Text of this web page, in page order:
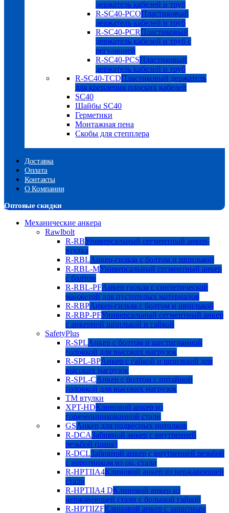
держатель кабелей и труб
R-SC40-PCOПластиковый
держатель кабелей и труб
R-SC40-PCRПластиковый
держатель кабелей и труб с
регуляцией
R-SC40-PCSПластиковый
держатель кабелей и труб
R-SC40-TCDПластиковый держатель
для крепления плоских кабелей
SC40
Шайбы SC40
Герметики
Монтажная пена
Скобы для степплера
Доставка
Оплата
Контакты
О Компании
Оптовые скидки
Механические анкера
Rawlbolt
R-RBУниверсальный сегментный анкер-
втулка
R-RBLАнкер-гильза с болтом и шпилькой
R-RBL-MУниверсальный сегментный анкер
с болтом
R-RBL-PFАнкер гильза с синтетической
манжетой для пустотелых материалов
R-RBPАнкер-гильза с болтом и шпилькой
R-RBP-PFУниверсальный сегментный анкер
с анкерной шпилькой и гайкой
SafetyPlus
R-SPLАнкер с болтом и шестигранной
головкой для высоких нагрузок
R-SPL-BPАнкер с гайкой и шпилькой для
высоких нагрузок
R-SPL-CАнкер с болтом с потайной
головкой для высоких нагрузок
TM втулки
XPT-HDКлиновой анкер из
горячеоцинкованной стали
GSАнкер для подвесных потолков
R-DCAЗабивной анкер с внутренней
резьбой (цинк)
R-DCLЗабивной анкер с внутренней резьбой
с воротником из оц. стали
R-HPTIIA4Клиновой анкер из нержавеющей
стали
R-HPTIIA4 DКлиновой анкер из
нержавеющей стали с большой гайкой
R-HPTIIZFКлиновой анкер с защитным